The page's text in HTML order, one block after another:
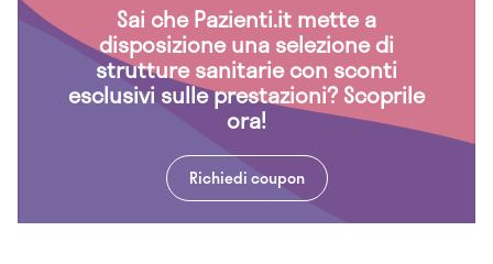
Sai che Pazienti.it mette a
disposizione una selezione di
strutture sanitarie con sconti
esclusivi sulle prestazioni? Scoprile
ora!
Richiedi coupon